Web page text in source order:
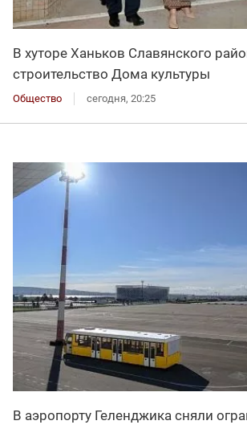
В хуторе Ханьков Славянского
строительство Дома культуры
Общество сегодня, 20:25
В аэропорту Геленджика сняли